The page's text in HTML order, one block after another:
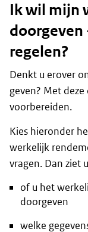
Ik wil mijn
regelen?
Denkt u erover
geven? Met
voorbereiden.
Kies hieronder
werkelijk
vragen. Dan ziet
of u het
doorgeven
welke